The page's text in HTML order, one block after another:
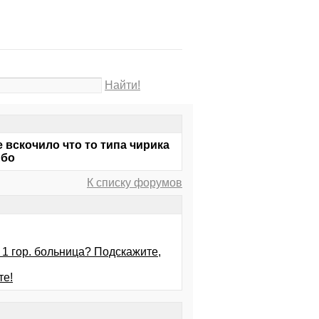
Найти!
что то типа чирика
К списку форумов
гор. больница? Подскажите,